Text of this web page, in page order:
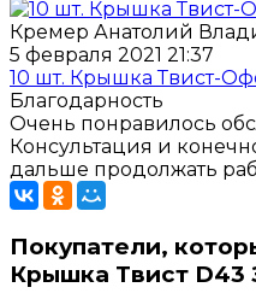
Кремер Анатолий
5 февраля 2021 21:37
10 шт. Крышка Твист-
Благодарность
Очень понравилось
Консультация и
дальше продолжать
Покупатели,
Крышка Твист D43